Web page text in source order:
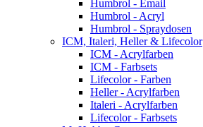
Humbrol - Email
Humbrol - Acryl
Humbrol - Spraydosen
ICM, Italeri, Heller & Lifecolor
ICM - Acrylfarben
ICM - Farbsets
Lifecolor - Farben
Heller - Acrylfarben
Italeri - Acrylfarben
Lifecolor - Farbsets